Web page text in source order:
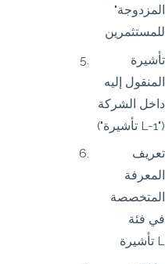
المزدوجة"
للمستثمرين
المنقول إليه
داخل الشركة
("تأشيرة L-1")
المعرفة
المتخصصة
في فئة
تأشيرة L